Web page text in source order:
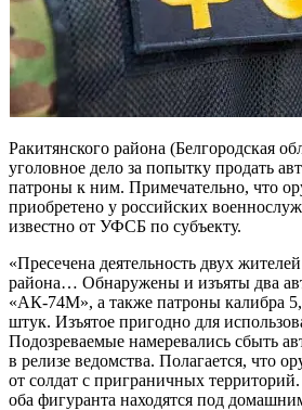
Ракитянского района (Белгородская
уголовное дело за попытку продать
патроны к ним. Примечательно, что
приобретено у российских
известно от УФСБ по субъекту.
«Пресечена деятельность двух
района… Обнаружены и изъяты два
«АК-74М», а также патроны калибра
штук. Изъятое пригодно для
Подозреваемые намеревались сбыть
в релизе ведомства. Полагается, что
от солдат с приграничных
оба фигуранта находятся под